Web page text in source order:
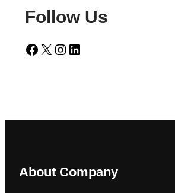
Follow Us
Facebook X Instagram LinkedIn
About Company